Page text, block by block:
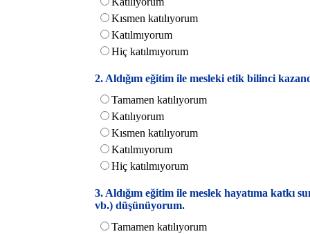
Kısmen katılıyorum
Katılmıyorum
Hiç katılmıyorum
2. Aldığım eğitim ile mesleki etik bilinci
Tamamen katılıyorum
Katılıyorum
Kısmen katılıyorum
Katılmıyorum
Hiç katılmıyorum
3. Aldığım eğitim ile meslek hayatıma katkı
vb.) düşünüyorum.
Tamamen katılıyorum